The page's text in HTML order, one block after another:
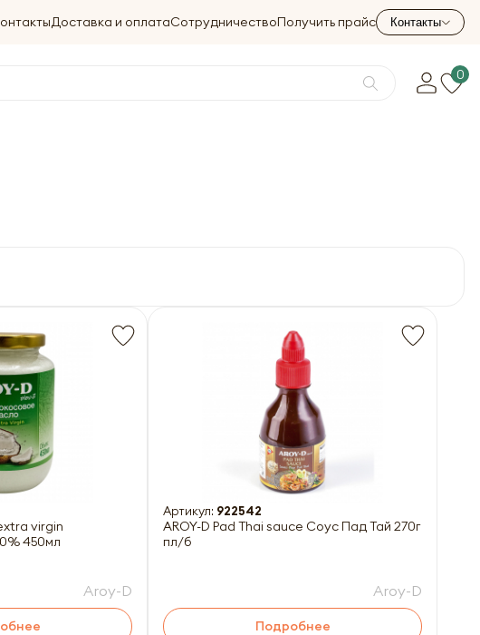
Доставка и оплатаСотрудничествоПолучить прайс Контакты
0
virgin
450мл
Aroy-D
Артикул: 922542
AROY-D Pad Thai sauce Соус Пад Тай 270г
пл/б
Aroy-D
Подробнее